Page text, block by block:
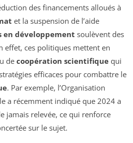
des financements alloués à
et la suspension de l’aide
en développement soulèvent des
effet, ces politiques mettent en
de coopération scientifique qui
efficaces pour combattre le
. Par exemple, l’Organisation
a récemment indiqué que 2024 a
jamais relevée, ce qui renforce
sur le sujet.